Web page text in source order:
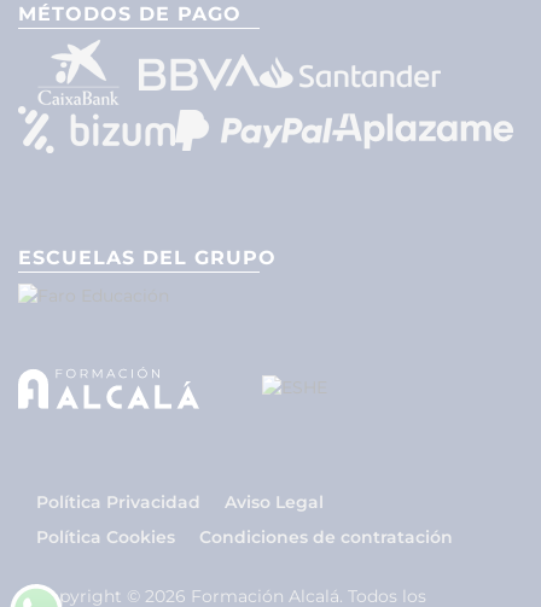
MÉTODOS DE PAGO
ESCUELAS DEL GRUPO
Política Privacidad
Aviso Legal
Política Cookies
Condiciones de contratación
Copyright © 2026 Formación Alcalá. Todos los